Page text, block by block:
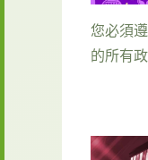
您必須
的所有政